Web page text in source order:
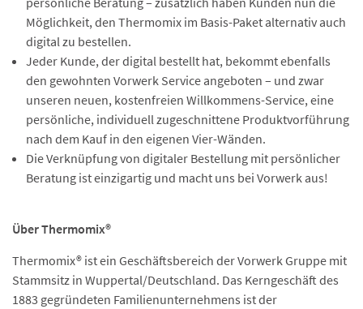
Möglichkeit, den Thermomix im Basis-Paket alternativ auch
digital zu bestellen.
Jeder Kunde, der digital bestellt hat, bekommt ebenfalls
den gewohnten Vorwerk Service angeboten – und zwar
unseren neuen, kostenfreien Willkommens-Service, eine
persönliche, individuell zugeschnittene Produktvorführung
nach dem Kauf in den eigenen Vier-Wänden.
Die Verknüpfung von digitaler Bestellung mit persönlicher
Beratung ist einzigartig und macht uns bei Vorwerk aus!
Über Thermomix®
Thermomix® ist ein Geschäftsbereich der Vorwerk Gruppe mit
Stammsitz in Wuppertal/Deutschland. Das Kerngeschäft des
1883 gegründeten Familienunternehmens ist der